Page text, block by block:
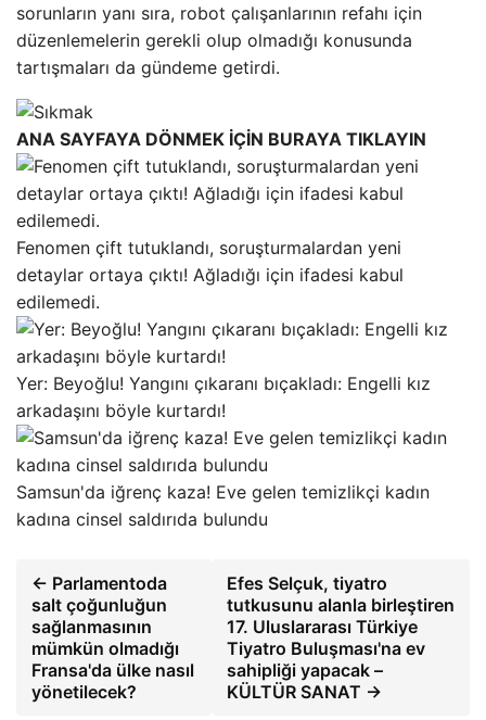
sorunların yanı sıra, robot çalışanlarının refahı için
düzenlemelerin gerekli olup olmadığı konusunda
tartışmaları da gündeme getirdi.
ANA SAYFAYA DÖNMEK İÇİN BURAYA TIKLAYIN
Fenomen çift tutuklandı, soruşturmalardan yeni
detaylar ortaya çıktı! Ağladığı için ifadesi kabul
edilemedi.
Yer: Beyoğlu! Yangını çıkaranı bıçakladı: Engelli kız
arkadaşını böyle kurtardı!
Samsun'da iğrenç kaza! Eve gelen temizlikçi kadın
kadına cinsel saldırıda bulundu
← Parlamentoda
salt çoğunluğun
sağlanmasının
mümkün olmadığı
Fransa'da ülke nasıl
yönetilecek?
Efes Selçuk, tiyatro
tutkusunu alanla birleştiren
17. Uluslararası Türkiye
Tiyatro Buluşması'na ev
sahipliği yapacak –
KÜLTÜR SANAT →